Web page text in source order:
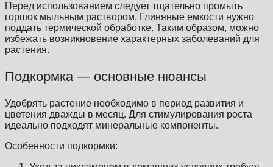
Перед использованием следует тщательно промыть
горшок мыльным раствором. Глиняные емкости нужно
поддать термической обработке. Таким образом, можно
избежать возникновение характерных заболеваний для
растения.
Подкормка — основные нюансы
Удобрять растение необходимо в период развития и
цветения дважды в месяц. Для стимулирования роста
идеально подходят минеральные компоненты.
Особенности подкормки: